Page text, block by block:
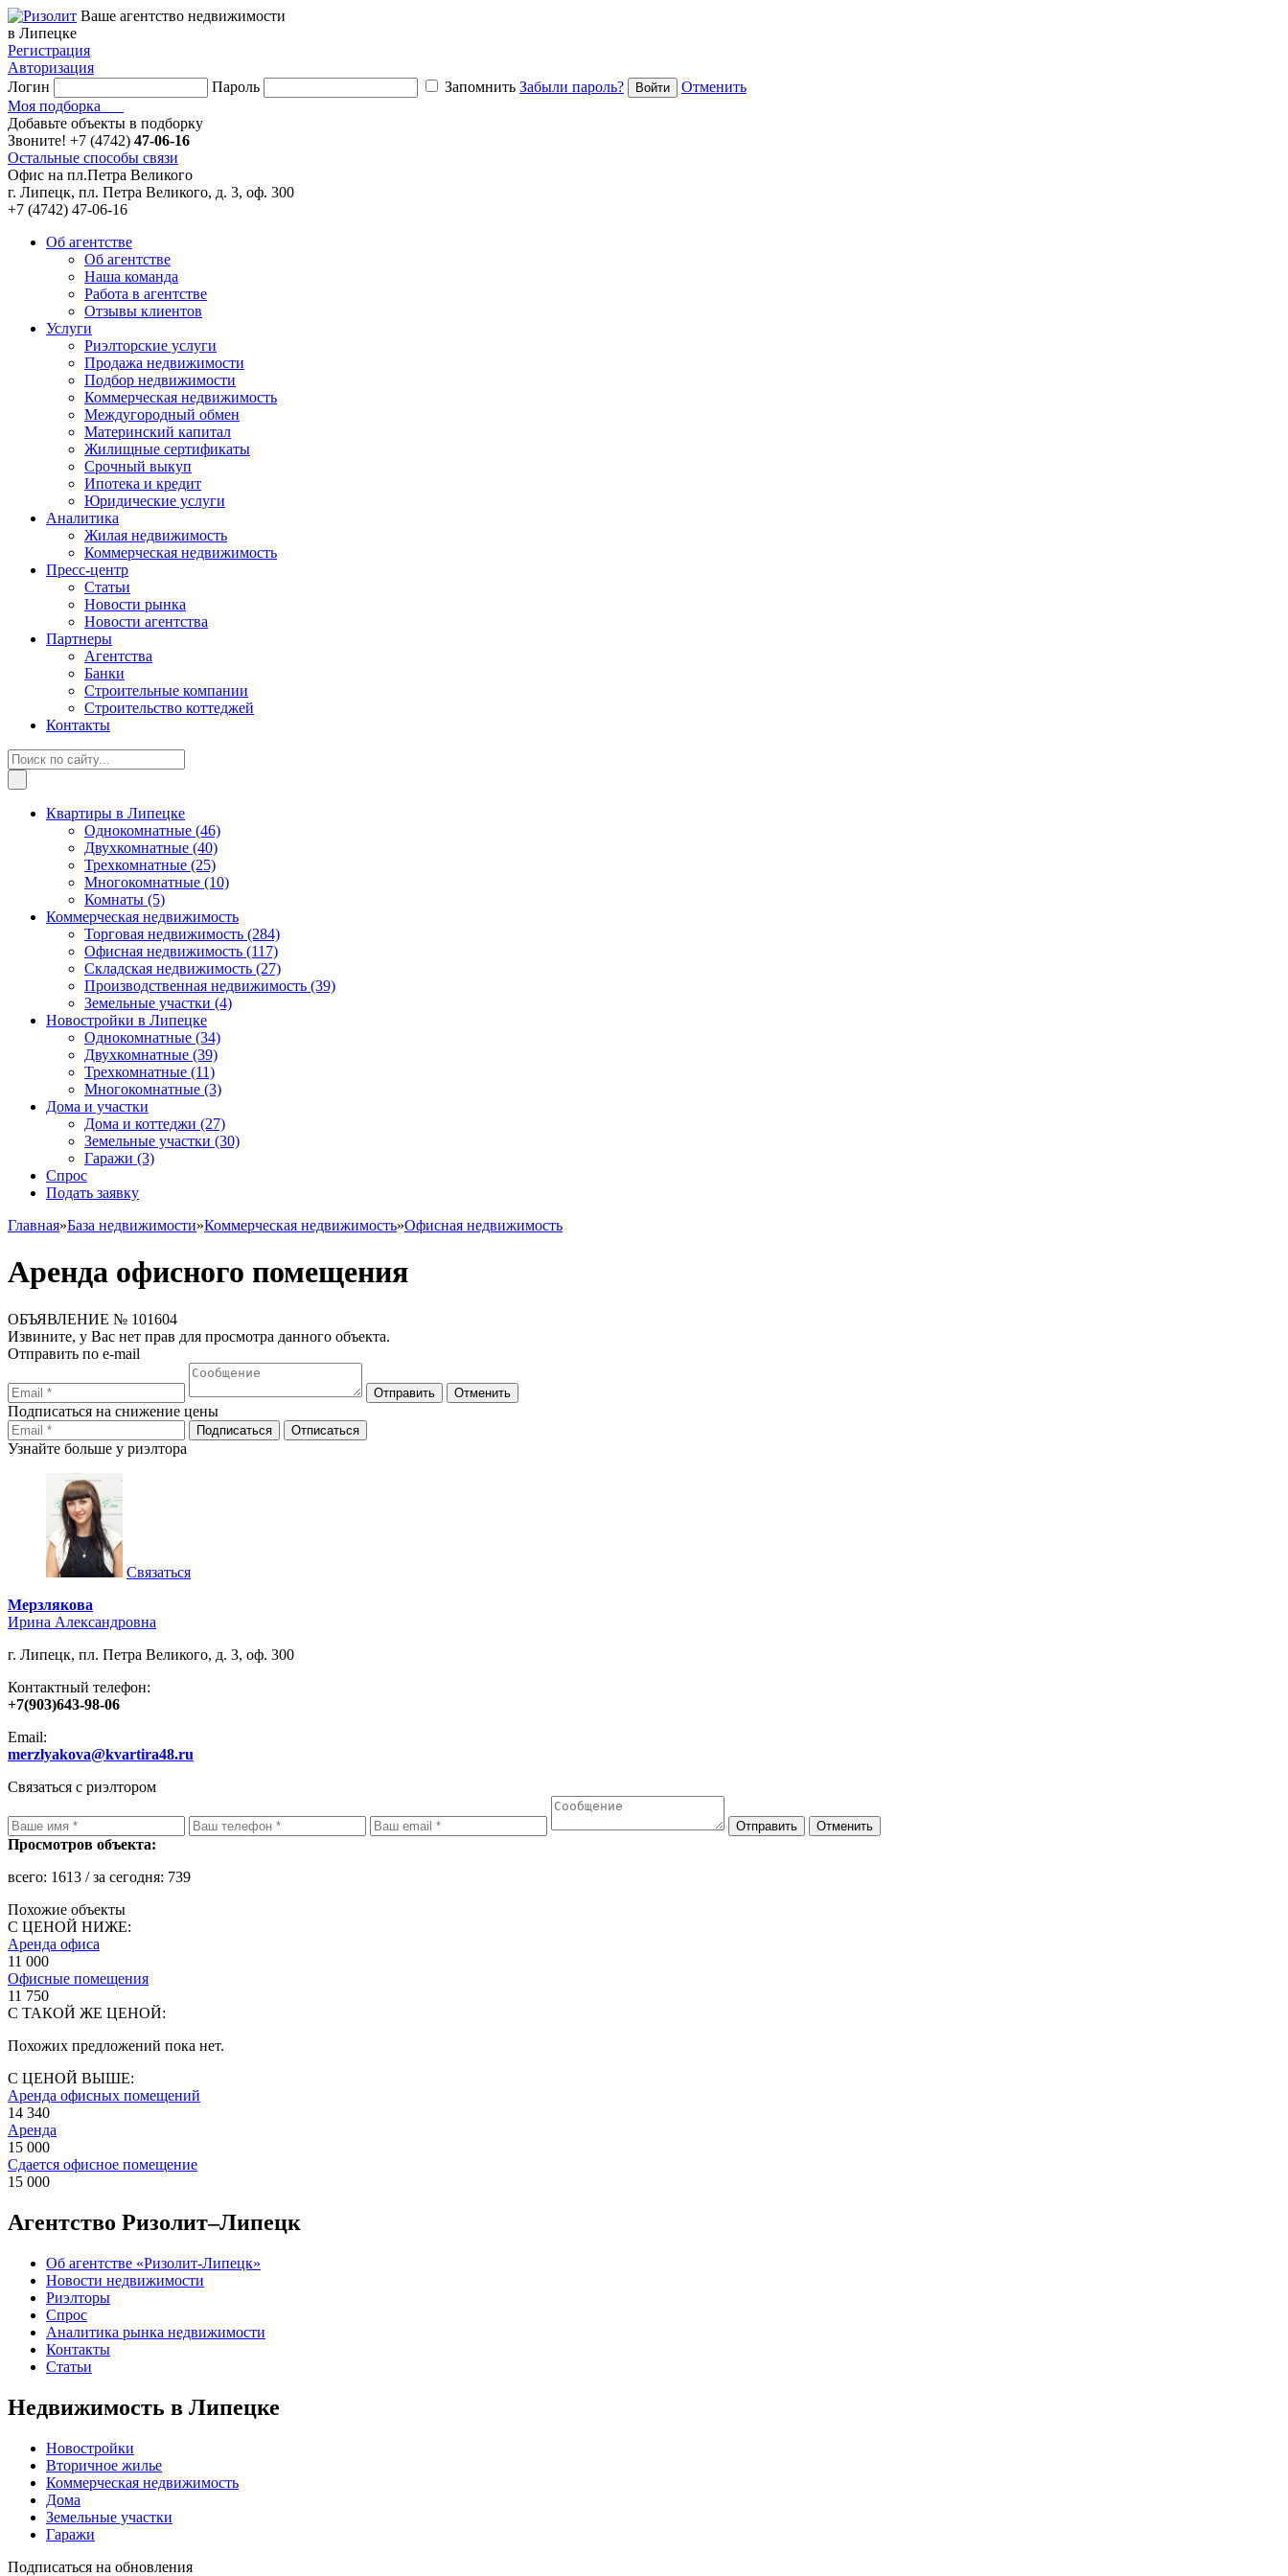
Ваше агентство недвижимости
в Липецке
Регистрация
Авторизация
Логин
Пароль Запомнить Забыли пароль?
Отменить
Моя подборка
Добавьте объекты в подборку
Звоните! +7 (4742) 47-06-16
Остальные способы связи
Офис на пл.Петра Великого
г. Липецк, пл. Петра Великого, д. 3, оф. 300
+7 (4742) 47-06-16
Об агентстве
Об агентстве
Наша команда
Работа в агентстве
Отзывы клиентов
Услуги
Риэлторские услуги
Продажа недвижимости
Подбор недвижимости
Коммерческая недвижимость
Междугородный обмен
Материнский капитал
Жилищные сертификаты
Срочный выкуп
Ипотека и кредит
Юридические услуги
Аналитика
Жилая недвижимость
Коммерческая недвижимость
Пресс-центр
Статьи
Новости рынка
Новости агентства
Партнеры
Агентства
Банки
Строительные компании
Строительство коттеджей
Контакты
Квартиры в Липецке
Однокомнатные (46)
Двухкомнатные (40)
Трехкомнатные (25)
Многокомнатные (10)
Комнаты (5)
Коммерческая недвижимость
Торговая недвижимость (284)
Офисная недвижимость (117)
Складская недвижимость (27)
Производственная недвижимость (39)
Земельные участки (4)
Новостройки в Липецке
Однокомнатные (34)
Двухкомнатные (39)
Трехкомнатные (11)
Многокомнатные (3)
Дома и участки
Дома и коттеджи (27)
Земельные участки (30)
Гаражи (3)
Спрос
Подать заявку
Главная»База недвижимости»Коммерческая недвижимость»Офисная недвижимость
Аренда офисного помещения
ОБЪЯВЛЕНИЕ № 101604
Извините, у Вас нет прав для просмотра данного объекта.
Отправить по e-mail
Подписаться на снижение цены
Узнайте больше у риэлтора
Связаться
Мерзлякова
Ирина Александровна
г. Липецк, пл. Петра Великого, д. 3, оф. 300
Контактный телефон:
+7(903)643-98-06
Email:
merzlyakova@kvartira48.ru
Связаться с риэлтором
Просмотров объекта:
всего: 1613 / за сегодня: 739
Похожие объекты
С ЦЕНОЙ НИЖЕ:
Аренда офиса
11 000
Офисные помещения
11 750
С ТАКОЙ ЖЕ ЦЕНОЙ:
Похожих предложений пока нет.
С ЦЕНОЙ ВЫШЕ:
Аренда офисных помещений
14 340
Аренда
15 000
Сдается офисное помещение
15 000
Агентство Ризолит–Липецк
Об агентстве «Ризолит-Липецк»
Новости недвижимости
Риэлторы
Спрос
Аналитика рынка недвижимости
Контакты
Статьи
Недвижимость в Липецке
Новостройки
Вторичное жилье
Коммерческая недвижимость
Дома
Земельные участки
Гаражи
Подписаться на обновления